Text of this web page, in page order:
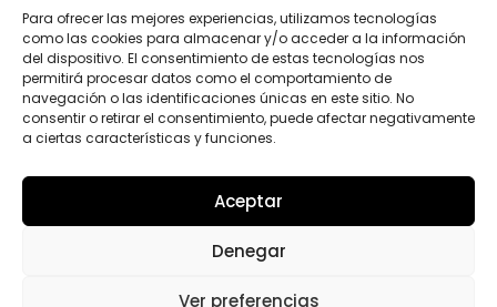
Para ofrecer las mejores experiencias, utilizamos tecnologías
como las cookies para almacenar y/o acceder a la información
del dispositivo. El consentimiento de estas tecnologías nos
permitirá procesar datos como el comportamiento de
navegación o las identificaciones únicas en este sitio. No
consentir o retirar el consentimiento, puede afectar negativamente
a ciertas características y funciones.
Aceptar
Denegar
Ver preferencias
En estos tiempos la comida a domicilio se ha
convertido en la única salida factible para muchos
restaurantes a causa de las restricciones sanitarias. Y
en medio de la competencia que hay en el sector, hay
que marcar la diferencia para destacarse del resto.
Porque además de servir una comida rica en un
Proveedor mejor valorado